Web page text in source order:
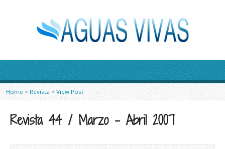
Home > Revista> View Post
Revista 44 / Marzo – Abril 2007